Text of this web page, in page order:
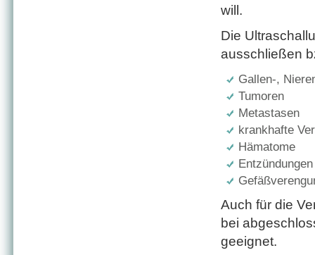
will.
Die
ausschließen
Gallen-,
Tumoren
Metastasen
krankhafte
Hämatome
Entzündungen
Auch für die
bei
geeignet.